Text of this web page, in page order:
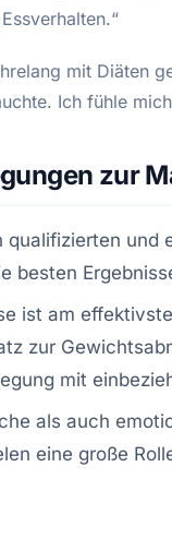
mit Diäten
Ich fühle
zur
qualifizierten und
besten
ist am
zur
mit
als auch
eine große